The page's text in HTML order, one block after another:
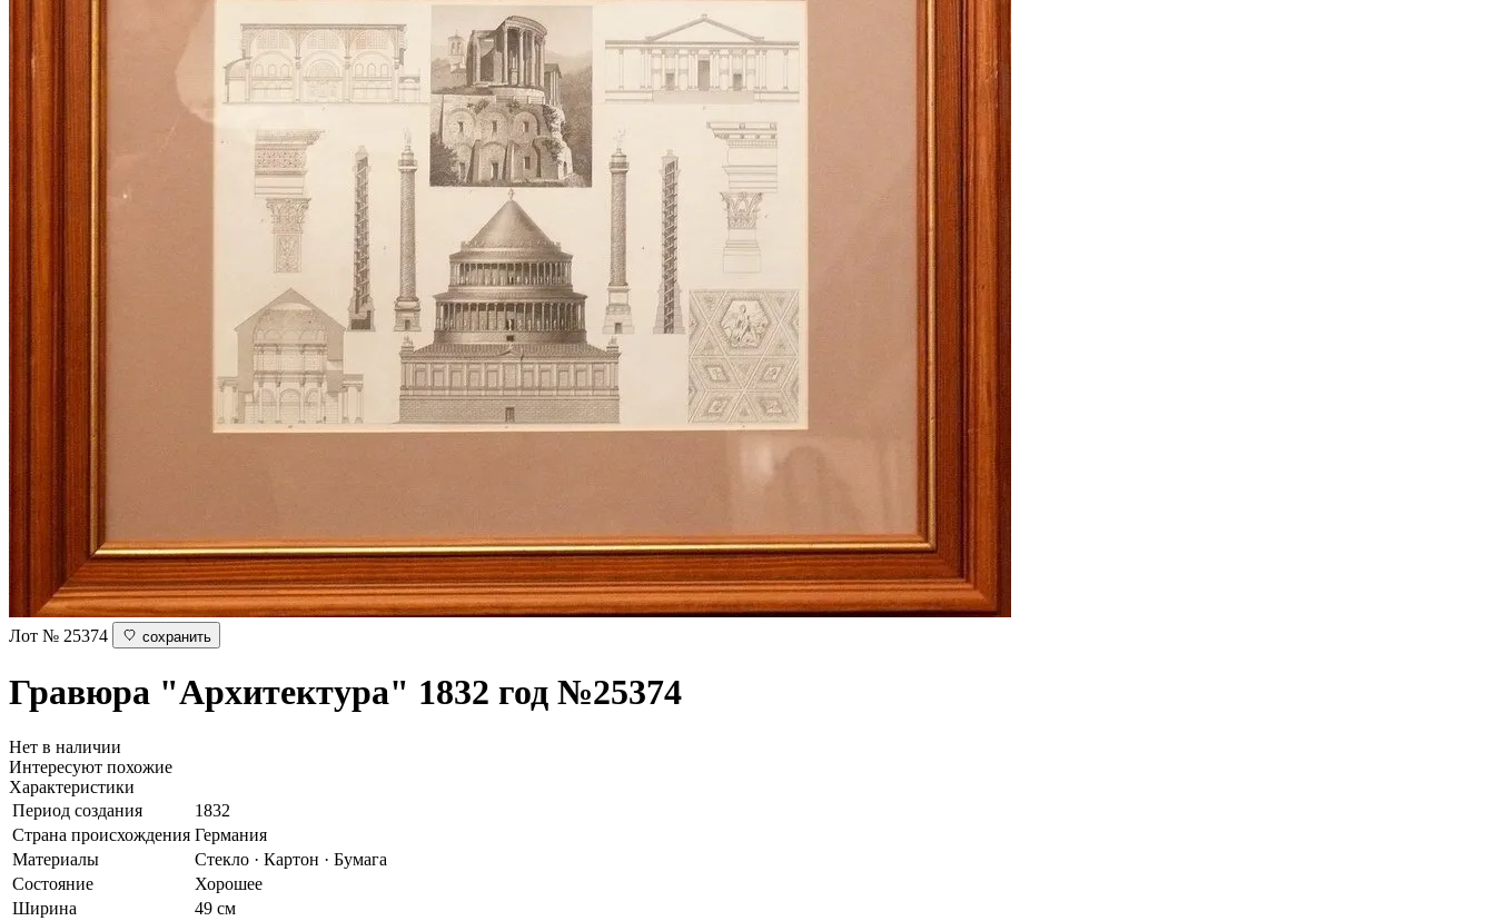
Лот № 25374 сохранить
Гравюра "Архитектура" 1832 год №25374
Нет в наличии
Интересуют похожие
Характеристики
Период создания
1832
Страна происхождения Германия
Материалы
Стекло · Картон · Бумага
Состояние
Хорошее
Ширина
49 см